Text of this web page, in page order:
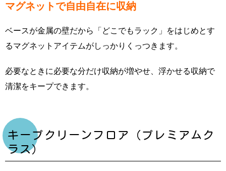
マグネットで自由自在に収納
ベースが金属の壁だから「どこでもラック」をはじめとす
るマグネットアイテムがしっかりくっつきます。
必要なときに必要な分だけ収納が増やせ、浮かせる収納で
清潔をキープできます。
キープクリーンフロア（プレミアムク
ラス）